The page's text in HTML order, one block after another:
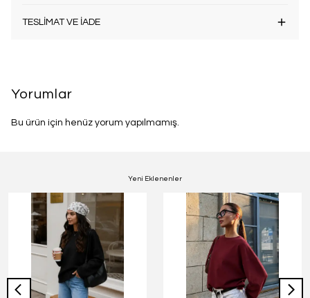
TESLİMAT VE İADE
Yorumlar
Bu ürün için henüz yorum yapılmamış.
Yeni Eklenenler